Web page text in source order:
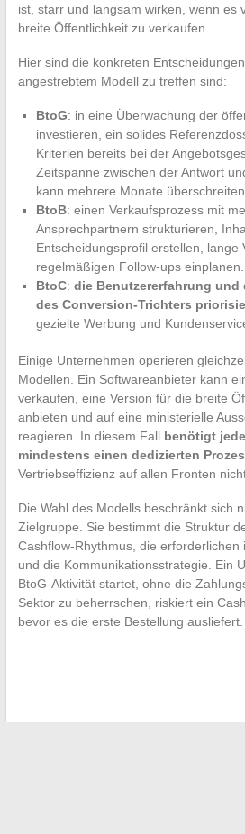
ist, starr und langsam wirken, wenn es
breite Öffentlichkeit zu verkaufen.
Hier sind die konkreten
angestrebtem Modell zu treffen sind:
BtoG: in eine Überwachung der
investieren, ein solides
Kriterien bereits bei der
Zeitspanne zwischen der Antwort
kann mehrere Monate überschreiten.
BtoB: einen Verkaufsprozess mit
Ansprechpartnern strukturieren,
Entscheidungsprofil erstellen, lange
regelmäßigen Follow-ups einplanen.
BtoC: die Benutzererfahrung
des Conversion-Trichters
gezielte Werbung und
Einige Unternehmen operieren
Modellen. Ein Softwareanbieter kann
verkaufen, eine Version für die breite
anbieten und auf eine ministerielle
reagieren. In diesem Fall benötigt
mindestens einen dedizierten
Vertriebseffizienz auf allen Fronten
Die Wahl des Modells beschränkt sich
Zielgruppe. Sie bestimmt die Struktur
Cashflow-Rhythmus, die erforderlichen
und die Kommunikationsstrategie. Ein
BtoG-Aktivität startet, ohne die
Sektor zu beherrschen, riskiert ein
bevor es die erste Bestellung ausliefert.